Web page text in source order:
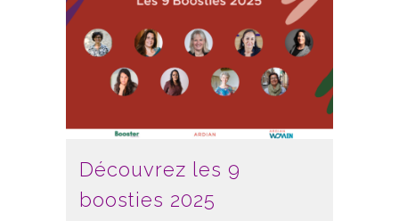
Découvrez les 9
boosties 2025